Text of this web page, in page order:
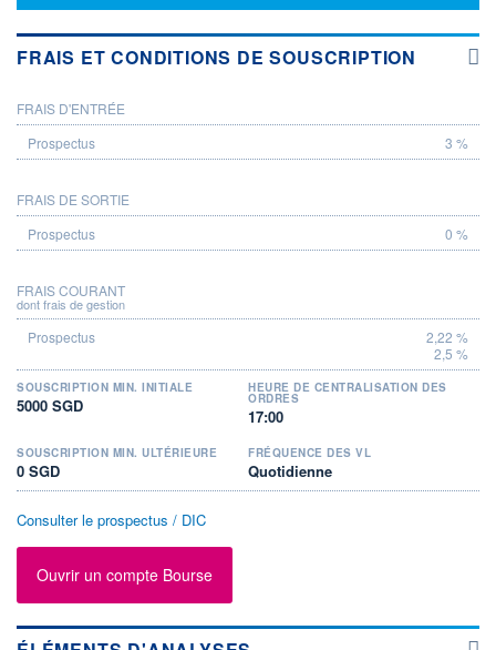
FRAIS ET CONDITIONS DE SOUSCRIPTION
PROSPECTUS
FRAIS D'ENTRÉE
3 %
FRAIS DE SORTIE
0 %
FRAIS COURANT
dont frais de gestion
2,22 %
2,5 %
SOUSCRIPTION MIN. INITIALE
5000 SGD
HEURE DE CENTRALISATION DES
ORDRES
17:00
SOUSCRIPTION MIN. ULTÉRIEURE
0 SGD
FRÉQUENCE DES VL
Quotidienne
Consulter le prospectus / DIC
Ouvrir un compte Bourse